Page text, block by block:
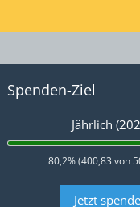
Spenden-Ziel
Jährlich
80,2% (400,83 von
Jetzt